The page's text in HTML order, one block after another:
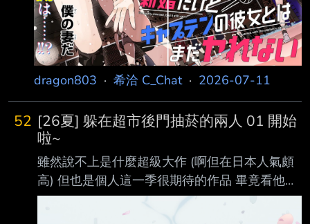
但最後還是擋住了，因為要避免飛鳥懷孕 主要是
運動員產後需要時間回到球場上需
dragon803 · 希洽 C_Chat· 2026-07-11
52 [26夏] 躲在超市後門抽菸的兩人 01 開始
啦~
雖然說不上是什麼超級大作 (啊但在日本人氣頗
高) 但也是個人這一季很期待的作品 畢竟看他們
相處很有趣 https://i.imgur.com/CltQAME.png
https://i.imgur.com/rDFfpUB.png 故事描述的是